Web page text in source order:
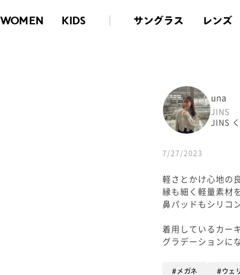
WOMEN KIDS サングラス レンズ
una
JINS
JINS
7/27/2023
軽さとかけ心地の
縁も細く軽量素材
鼻パッドもシリコ
着用しているカー
グラデーションに
メガネ ウェ